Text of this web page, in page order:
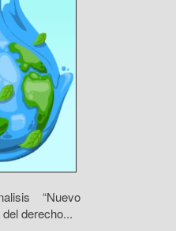
“Nuevo
derecho...